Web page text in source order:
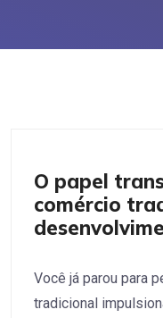
O papel
comércio
Você já parou para
tradicional